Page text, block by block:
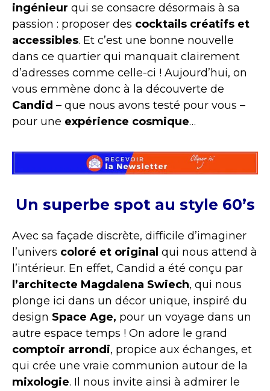
ingénieur qui se consacre désormais à sa
passion : proposer des cocktails créatifs et
accessibles. Et c’est une bonne nouvelle
dans ce quartier qui manquait clairement
d’adresses comme celle-ci ! Aujourd’hui, on
vous emmène donc à la découverte de
Candid – que nous avons testé pour vous –
pour une expérience cosmique…
Un superbe spot au style 60’s
Avec sa façade discrète, difficile d’imaginer
l’univers coloré et original qui nous attend à
l’intérieur. En effet, Candid a été conçu par
l’architecte Magdalena Swiech, qui nous
plonge ici dans un décor unique, inspiré du
design Space Age, pour un voyage dans un
autre espace temps ! On adore le grand
comptoir arrondi, propice aux échanges, et
qui crée une vraie communion autour de la
mixologie. Il nous invite ainsi à admirer le